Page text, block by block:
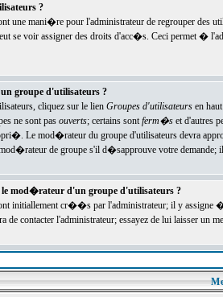
?
une mani�re pour l'administrateur de regrouper des
se voir assigner des droits d'acc�s. Ceci permet
groupe d'utilisateurs ?
cliquez sur le lien Groupes d'utilisateursen haut
ne sont pas ouverts; certains sontferm�set d'autres
Le mod�rateur du groupe d'utilisateurs devra
de groupe s'il d�sapprouve votre demande;
le mod�rateur d'un groupe d'utilisateurs ?
initiallement cr��s par l'administrateur; il y
contacter l'administrateur; essayez de lui laisser un